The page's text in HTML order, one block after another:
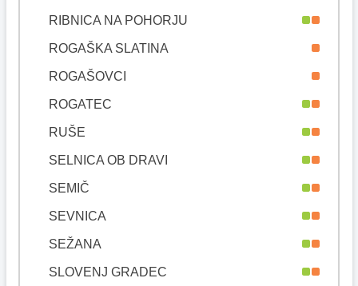
RIBNICA NA POHORJU
ROGAŠKA SLATINA
ROGAŠOVCI
ROGATEC
RUŠE
SELNICA OB DRAVI
SEMIČ
SEVNICA
SEŽANA
SLOVENJ GRADEC